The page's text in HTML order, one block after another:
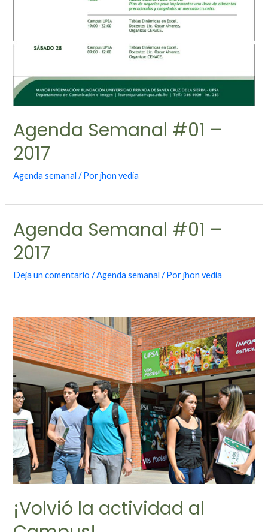
Agenda Semanal #01 –
2017
Agenda semanal / Porjhon vedia
Agenda Semanal #01 –
2017
Deja un comentario /Agenda semanal / Porjhon vedia
¡Volvió la actividad al